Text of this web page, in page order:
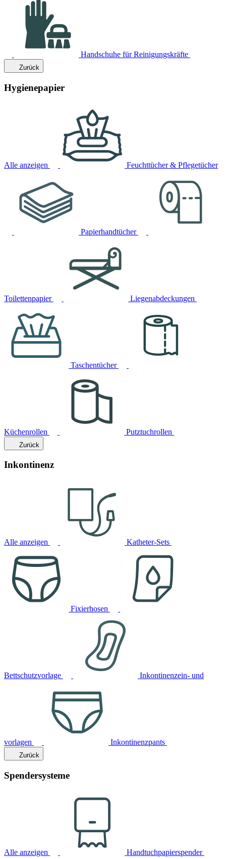
Handschuhe für Reinigungskräfte
Zurück
Hygienepapier
Alle anzeigen Feuchttücher & Pflegetücher
Papierhandtücher
Toilettenpapier Liegenabdeckungen
Taschentücher
Küchenrollen Putztuchrollen
Zurück
Inkontinenz
Alle anzeigen Katheter-Sets
Fixierhosen
Bettschutzvorlage Inkontinenzein- und
vorlagen Inkontinenzpants
Zurück
Spendersysteme
Alle anzeigen Handtuchpapierspender